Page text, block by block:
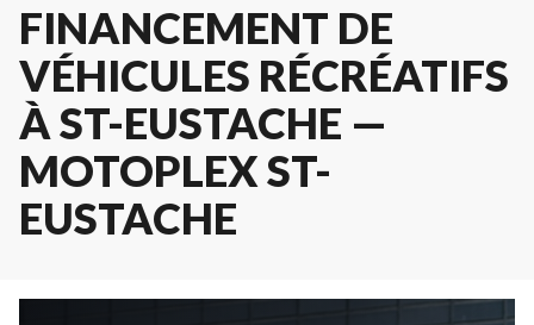
FINANCEMENT DE
VÉHICULES RÉCRÉATIFS
À ST-EUSTACHE —
MOTOPLEX ST-
EUSTACHE